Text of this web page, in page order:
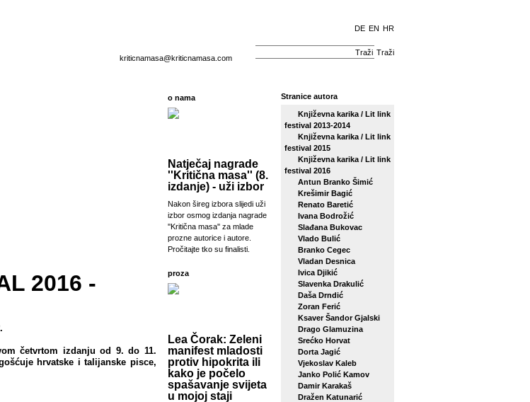
kriticnamasa@kriticnamasa.com
HR
EN
DE
Traži
2016 -
četvrtom izdanju od 9. do 11.
hrvatske i talijanske pisce,
o nama
Natječaj nagrade
''Kritična masa'' (8.
izdanje) - uži izbor
Nakon šireg izbora slijedi uži
izbor osmog izdanja nagrade
''Kritična masa'' za mlade
prozne autorice i autore.
Pročitajte tko su finalisti.
proza
Lea Čorak: Zeleni
manifest mladosti
protiv hipokrita ili
kako je počelo
spašavanje svijeta
u mojoj staji
Stranice autora
Književna karika / Lit link
festival 2013-2014
Književna karika / Lit link
festival 2015
Književna karika / Lit link
festival 2016
Antun Branko Šimić
Krešimir Bagić
Renato Baretić
Ivana Bodrožić
Slađana Bukovac
Vlado Bulić
Branko Cegec
Vladan Desnica
Ivica Djikić
Slavenka Drakulić
Daša Drndić
Zoran Ferić
Ksaver Šandor Gjalski
Drago Glamuzina
Srećko Horvat
Dorta Jagić
Vjekoslav Kaleb
Janko Polić Kamov
Damir Karakaš
Dražen Katunarić